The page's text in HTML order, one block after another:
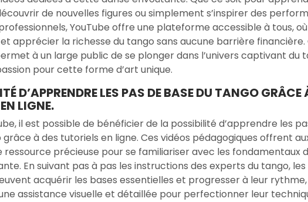
de nouvelles figures ou simplement s’inspirer des
YouTube offre une plateforme accessible à tous,
apprécier la richesse du tango sans aucune barrière
à un large public de se plonger dans l’univers captivant du
pour cette forme d’art unique.
D’APPRENDRE LES PAS DE BASE DU TANGO GRÂCE
LIGNE.
il est possible de bénéficier de la possibilité d’apprendre les
à des tutoriels en ligne. Ces vidéos pédagogiques offrent
ressource précieuse pour se familiariser avec les fondamentaux
En suivant pas à pas les instructions des experts du tango, les
acquérir les bases essentielles et progresser à leur
assistance visuelle et détaillée pour perfectionner leur